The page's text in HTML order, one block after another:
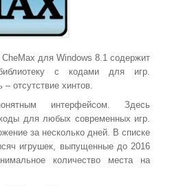
для Windows 8.1 содержит
с кодами для игр.
отсутствие хинтов.
интерфейсом. Здесь
для любых современных игр.
за несколько дней. В списке
игрушек, выпущенные до 2016
количество места на